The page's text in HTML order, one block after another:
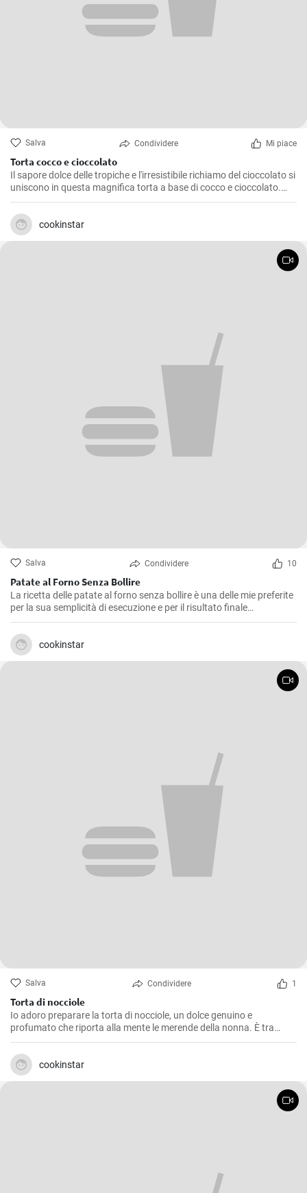
Salva Condividere Mi piace
Torta cocco e cioccolato
Il sapore dolce delle tropiche e l'irresistibile richiamo del cioccolato si
uniscono in questa magnifica torta a base di cocco e cioccolato.
Preparata diverse volte in casa mia, è un dolce che non delude mai,
una golosità amata sia dai grandi che dai piccolini. Una torta
genuina e facile da preparare che dona un finale dolce e raffinato a
qualsiasi pasto.
cookinstar
Salva Condividere 10
Patate al Forno Senza Bollire
La ricetta delle patate al forno senza bollire è una delle mie preferite
per la sua semplicità di esecuzione e per il risultato finale
straordinario. Non c'è nulla migliore del sapore delle patate
croccanti fuori e morbide dentro, direttamente dal forno. Senza
contare che il fatto di non doverle bollire in anticipo rende la
preparazione ancora più veloce e pratica!
cookinstar
Salva Condividere 1
Torta di nocciole
Io adoro preparare la torta di nocciole, un dolce genuino e
profumato che riporta alla mente le merende della nonna. È tra
l'altro una ricetta molto semplice da realizzare, ma che regala grandi
soddisfazioni in termini di gusto. La nocciola ne è la protagonista
indiscussa, regalando un’aroma intenso e una piacevole
croccantezza.
cookinstar